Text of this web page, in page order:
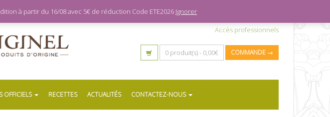
Accès professionnels
0 produit(s) - 0,00€ COMMANDE →
OFFICIELS RECETTES ACTUALITÉS CONTACTEZ-NOUS
à partir du 16/08 avec 5€ de réduction Code ETE2026 Ignorer